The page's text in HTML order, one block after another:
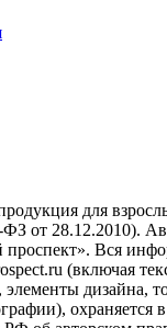
для
ФЗ от 28.12.2010).
Вся
(включая
дизайна,
охраняется в